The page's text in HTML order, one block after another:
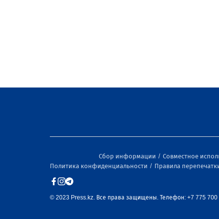
Сбор информации
Совместное
Политика конфиденциальности
Правила
© 2023 Press.kz. Все права защищены. Телефон: +7 775 700